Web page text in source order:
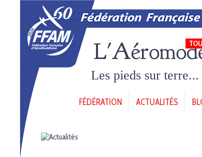
Les pieds sur
FÉDÉRATION ACTUALITÉS